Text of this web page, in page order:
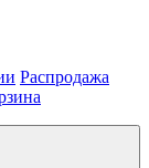
Распродажа